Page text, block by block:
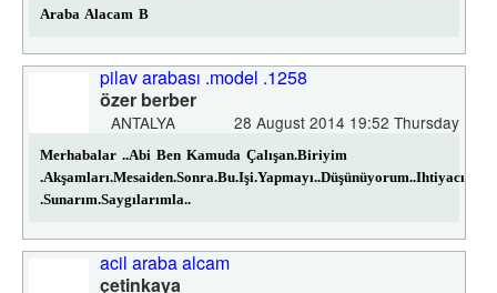
Araba Alacam B
pilav arabası .model .1258
özer berber
28 August 2014 19:52 Thursday
ANTALYA
Merhabalar ..abi Ben Kamuda Çalışan.biriyim
.sunarım.saygılarımla..
acil araba alcam
çetinkaya